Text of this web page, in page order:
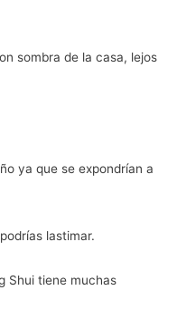
sombra de la casa, lejos
ya que se expondrían a
lastimar.
Shui tiene muchas